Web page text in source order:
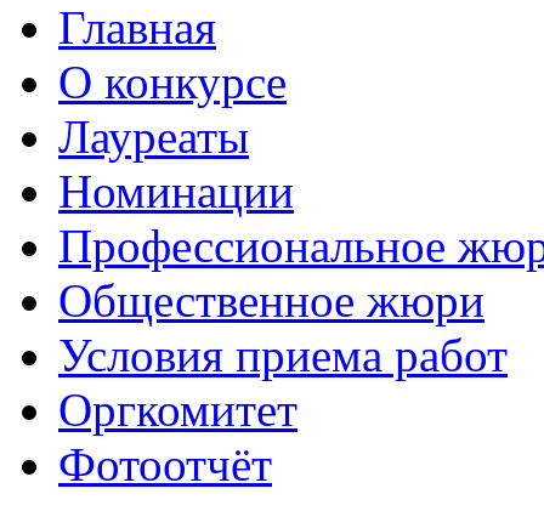
Главная
О конкурсе
Лауреаты
Номинации
Профессиональное
Общественное жюри
Условия приема работ
Оргкомитет
Фотоотчёт